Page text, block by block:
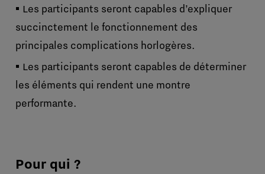
Les participants seront capables d’expliquer
succinctement le fonctionnement des
principales complications horlogères.
Les participants seront capables de déterminer
les éléments qui rendent une montre
performante.
Pour qui ?